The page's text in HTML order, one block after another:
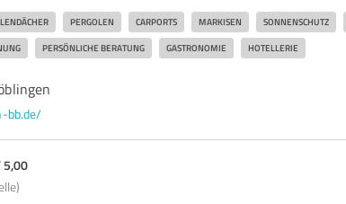
PERGOLEN CARPORTS MARKISEN SONNENSCHUTZ
PERSÖNLICHE BERATUNG GASTRONOMIE HOTELLERIE
bb.de/
5,00